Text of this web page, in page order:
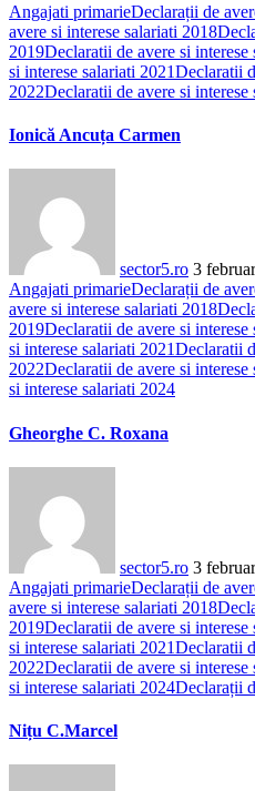
Angajati primarieDeclarații de
avere si interese salariati 2018
2019Declaratii de avere si interese
si interese salariati 2021Declaratii
2022Declaratii de avere si interese
Ionică Ancuța Carmen
sector5.ro 3
Angajati primarieDeclarații de
avere si interese salariati 2018
2019Declaratii de avere si interese
si interese salariati 2021Declaratii
2022Declaratii de avere si interese
si interese salariati 2024
Gheorghe C. Roxana
sector5.ro 3
Angajati primarieDeclarații de
avere si interese salariati 2018
2019Declaratii de avere si interese
si interese salariati 2021Declaratii
2022Declaratii de avere si interese
si interese salariati 2024Declarații
Nițu C.Marcel